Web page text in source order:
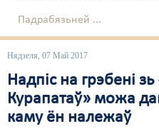
Падрабязьней ...
Нядзеля, 07 Май 2017
Надпіс на грэбені зь
Курапатаў» можа
каму ён належаў